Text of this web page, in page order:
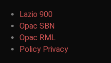
Lazio 900
Opac SBN
Opac RML
Policy Privacy